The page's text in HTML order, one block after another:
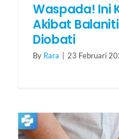
Waspada! Ini
Akibat
Diobati
By Rara 23 Februari